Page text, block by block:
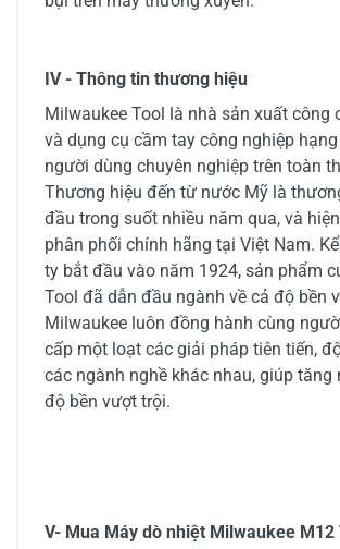
IV - Thông tin thương hiệu
Milwaukee Tool là nhà sản xuất công
và dụng cụ cầm tay công nghiệp
người dùng chuyên nghiệp trên toàn
Thương hiệu đến từ nước Mỹ là
đầu trong suốt nhiều năm qua, và
phân phối chính hãng tại Việt Nam.
ty bắt đầu vào năm 1924, sản phẩm
Tool đã dẫn đầu ngành về cả độ bền
Milwaukee luôn đồng hành cùng
cấp một loạt các giải pháp tiên tiến,
các ngành nghề khác nhau, giúp tăng
độ bền vượt trội.
V- Mua Máy dò nhiệt Milwaukee M12